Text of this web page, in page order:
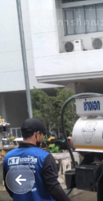
บริการที่คุณว
รับดูดส้วม
เซอร์วิส ก
แก้ปัญหาท่
เขตจังหวั
ปฏิกูล แบ
รถดูดส้วม​นนทบุรี รั
บริการส่งน้ำ รับงาน